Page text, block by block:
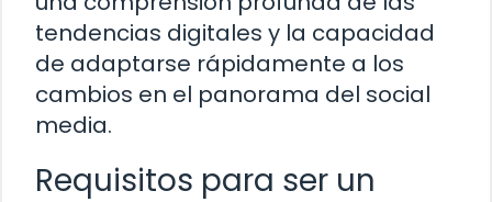
tendencias digitales y la capacidad
de adaptarse rápidamente a los
cambios en el panorama del social
media.
Requisitos para ser un